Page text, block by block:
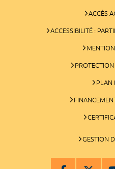
ACCÈS
ACCESSIBILITÉ :
PLAN
GESTION